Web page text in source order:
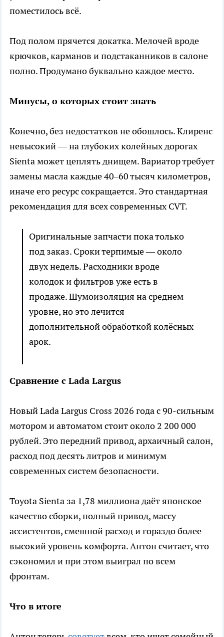
поместилось всё.
Под полом прячется докатка. Мелочей вроде
крючков, карманов и подстаканников в салоне
полно. Продумано буквально каждое место.
Минусы, о которых стоит знать
Конечно, без недостатков не обошлось. Клиренс
невысокий — на глубоких колейных дорогах
Sienta может цеплять днищем. Вариатор требует
замены масла каждые 40–60 тысяч километров,
иначе его ресурс сокращается. Это стандартная
рекомендация для всех современных CVT.
Оригинальные запчасти пока только
под заказ. Сроки терпимые — около
двух недель. Расходники вроде
колодок и фильтров уже есть в
продаже. Шумоизоляция на среднем
уровне, но это лечится
дополнительной обработкой колёсных
арок.
Сравнение с Lada Largus
Новый Lada Largus Cross 2026 года с 90-сильным
мотором и автоматом стоит около 2 200 000
рублей. Это передний привод, архаичный салон,
расход под десять литров и минимум
современных систем безопасности.
Toyota Sienta за 1,78 миллиона даёт японское
качество сборки, полный привод, массу
ассистентов, смешной расход и гораздо более
высокий уровень комфорта. Антон считает, что
сэкономил и при этом выиграл по всем
фронтам.
Что в итоге